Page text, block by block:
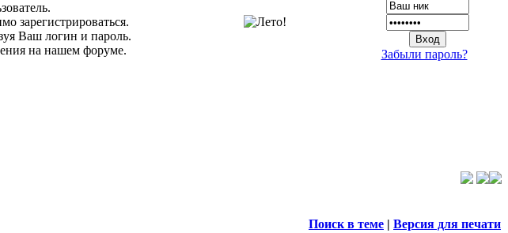
зарегистрироваться.
Ваш логин и пароль.
на нашем форуме.
Забыли пароль?
Поиск в теме | Версия для печати